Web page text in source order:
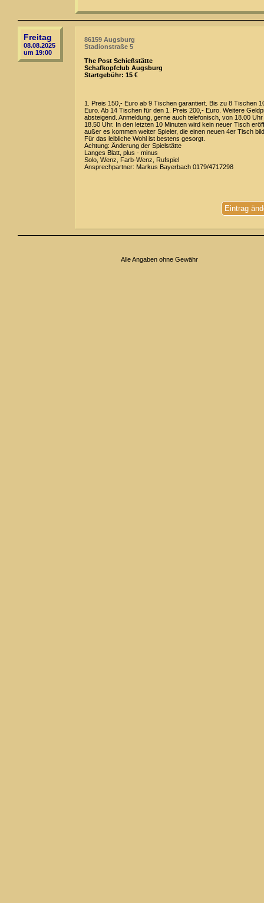
Freitag
08.08.2025
um 19:00
86159 Augsburg
Stadionstraße 5
The Post Schießstätte
Schafkopfclub Augsburg
Startgebühr: 15 €
1. Preis 150,- Euro ab 9 Tischen garantiert. Bis zu 8 Tischen
Euro. Ab 14 Tischen für den 1. Preis 200,- Euro. Weitere
absteigend. Anmeldung, gerne auch telefonisch, von 18.00 Uhr
18.50 Uhr. In den letzten 10 Minuten wird kein neuer Tisch
außer es kommen weiter Spieler, die einen neuen 4er Tisch
Für das leibliche Wohl ist bestens gesorgt.
Achtung: Änderung der Spielstätte
Langes Blatt, plus - minus
Solo, Wenz, Farb-Wenz, Rufspiel
Ansprechpartner: Markus Bayerbach 0179/4717298
Eintrag
Alle Angaben ohne Gewähr